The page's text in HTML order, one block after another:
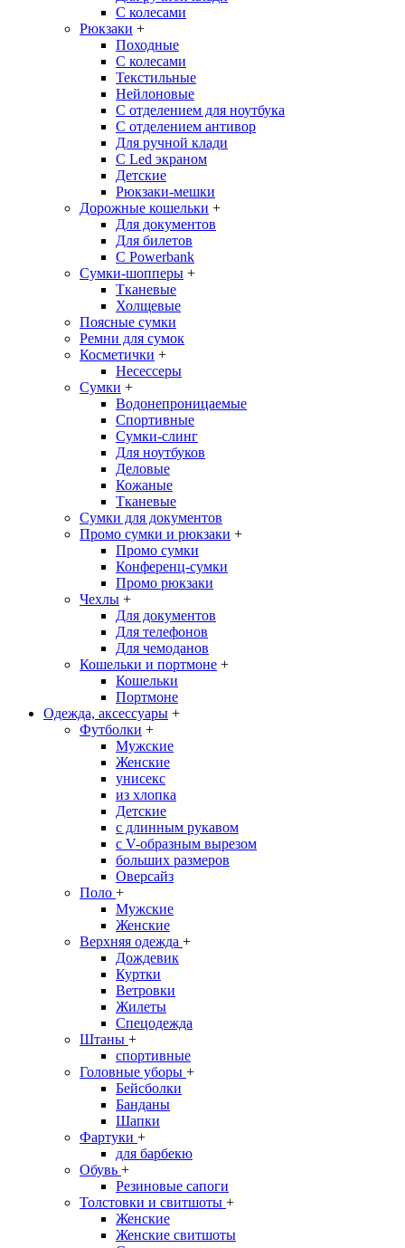
С колесами
Рюкзаки +
Походные
С колесами
Текстильные
Нейлоновые
С отделением для ноутбука
С отделением антивор
Для ручной клади
С Led экраном
Детские
Рюкзаки-мешки
Дорожные кошельки +
Для документов
Для билетов
С Powerbank
Сумки-шопперы +
Тканевые
Холщевые
Поясные сумки
Ремни для сумок
Косметички +
Несессеры
Сумки +
Водонепроницаемые
Спортивные
Сумки-слинг
Для ноутбуков
Деловые
Кожаные
Тканевые
Сумки для документов
Промо сумки и рюкзаки +
Промо сумки
Конференц-сумки
Промо рюкзаки
Чехлы +
Для документов
Для телефонов
Для чемоданов
Кошельки и портмоне +
Кошельки
Портмоне
Одежда, аксессуары +
Футболки +
Мужские
Женские
унисекс
из хлопка
Детские
с длинным рукавом
с V-образным вырезом
больших размеров
Оверсайз
Поло +
Мужские
Женские
Верхняя одежда +
Дождевик
Куртки
Ветровки
Жилеты
Спецодежда
Штаны +
спортивные
Головные уборы +
Бейсболки
Банданы
Шапки
Фартуки +
для барбекю
Обувь +
Резиновые сапоги
Толстовки и свитшоты +
Женские
Женские свитшоты